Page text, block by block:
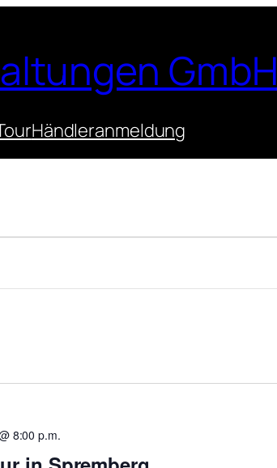
GmbH
Händleranmeldung
8:00 p.m.